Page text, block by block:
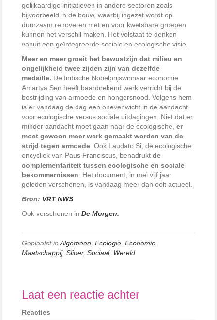
gelijkaardige initiatieven in andere sectoren zoals
bijvoorbeeld in de bouw, waarbij ingezet wordt op
duurzaam renoveren met en voor kwetsbare groepen
kunnen het verschil maken. Het volstaat te denken
vanuit een geïntegreerde sociale en ecologische visie.
Meer en meer groeit het bewustzijn dat milieu en
ongelijkheid twee zijden zijn van dezelfde
medaille. De Indische Nobelprijswinnaar economie
Amartya Sen heeft baanbrekend werk verricht bij de
bestrijding van armoede en hongersnood. Volgens hem
is er vandaag de dag een onevenwicht in de aandacht
voor ecologische versus sociale uitdagingen. Niet dat er
minder aandacht moet gaan naar de ecologische, er
moet gewoon meer werk gemaakt worden van de
strijd tegen armoede . Ook Laudato Si, de ecologische
encycliek van Paus Franciscus, benadrukt de
complementariteit tussen ecologische en sociale
bekommernissen . Het document, in mei vijf jaar
geleden verschenen, is vandaag meer dan ooit actueel.
Bron: VRT NWS
Ook verschenen in De Morgen.
Geplaatst in Algemeen Ecologie Economie
Maatschappij, Slider, Sociaal, Wereld
Laat een reactie achter
Reacties